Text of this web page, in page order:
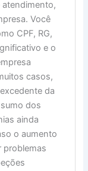
atendimento,
Você
CPF, RG,
e o
casos,
da
dos
ainda
o aumento
problemas